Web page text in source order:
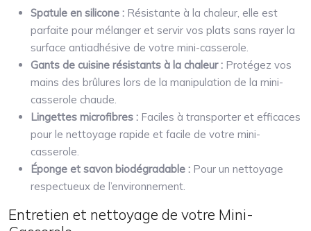
Spatule en silicone : Résistante à la chaleur, elle est
parfaite pour mélanger et servir vos plats sans rayer la
surface antiadhésive de votre mini-casserole.
Gants de cuisine résistants à la chaleur : Protégez vos
mains des brûlures lors de la manipulation de la mini-
casserole chaude.
Lingettes microfibres : Faciles à transporter et efficaces
pour le nettoyage rapide et facile de votre mini-
casserole.
Éponge et savon biodégradable : Pour un nettoyage
respectueux de l’environnement.
Entretien et nettoyage de votre Mini-